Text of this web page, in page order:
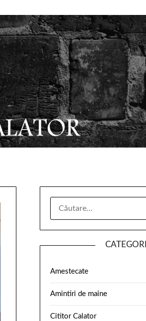
CATEGORII
Amestecate
Amintiri de maine
Cititor Calator